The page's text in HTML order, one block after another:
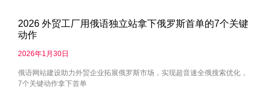
2026 外贸工厂用俄语独立站拿下俄罗斯首单的7个关键
动作
2026年1月30日
俄语网站建设助力外贸企业拓展俄罗斯市场，实现超音速全俄搜索优化，
7个关键动作拿下首单